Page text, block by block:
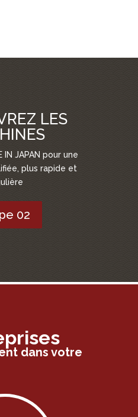
LES
IN JAPAN pour une
plus rapide et
02
dans votre